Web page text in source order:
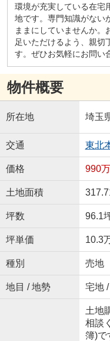
環境が充実している在宅
地です。専門知識がない
ままにしていませんか。
足いただけるよう、親切
す。ぜひお気軽にお問い
物件概要
所在地 埼玉
交通 東北
価格 990
土地面積
坪数 96.1
坪単価 10.3
種別 売地
地目 / 地勢 宅地 /
土地
相談
簿)で